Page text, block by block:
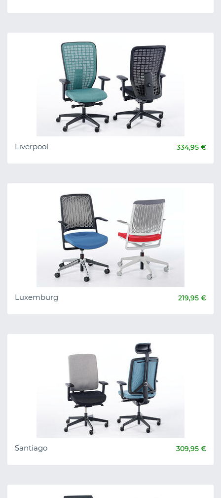
Liverpool 334,95 €
Luxemburg 219,95 €
Santiago 309,95 €